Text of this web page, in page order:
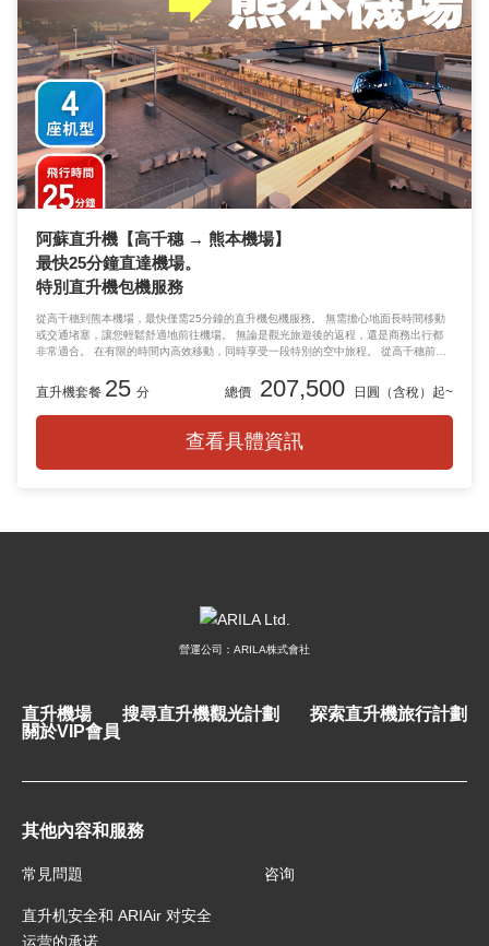
阿蘇直升機【高千穗 → 熊本機場】
最快25分鐘直達機場。
特別直升機包機服務
從高千穗到熊本機場，最快僅需25分鐘的直升機包機服務。 無需擔心地面長時間移動
或交通堵塞，讓您輕鬆舒適地前往機場。 無論是觀光旅遊後的返程，還是商務出行都
非常適合。 在有限的時間內高效移動，同時享受一段特別的空中旅程。 從高千穗前往
直升機套餐 25 分 總價 207,500 日圓（含稅）起~
查看具體資訊
營運公司：ARILA株式會社
直升機場 搜尋直升機觀光計劃
探索直升機旅行計劃
關於VIP會員
其他內容和服務
常見問題 咨询
直升机安全和 ARIAir 对安全
运营的承诺